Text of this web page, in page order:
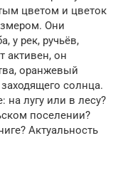
цветом и цветок
Они
у рек, ручьёв,
активен, он
оранжевый
солнца.
на лугу или в лесу?
поселении?
Актуальность